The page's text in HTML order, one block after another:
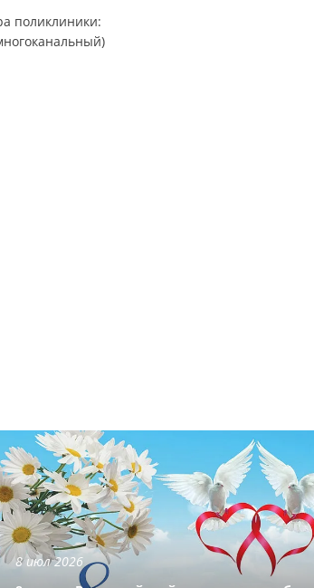
поликлиники:
8 июл 2026